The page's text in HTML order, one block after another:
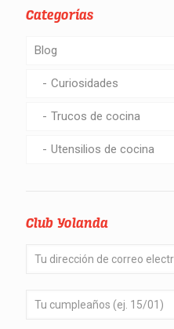
Categorías
Blog
Curiosidades
Trucos de cocina
Utensilios de cocina
Club Yolanda